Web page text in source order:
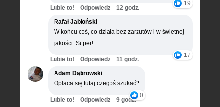
19
Lubie to! Odpowiedz
12 godz.
Rafał Jabłoński
W końcu coś, co działa bez zarzutów i w świetnej
jakości. Super!
17
Lubie to! Odpowiedz
11 godz.
Adam Dąbrowski
Opłaca się tutaj czegoś szukać?
0
Lubie to! Odpowiedz
9 godz.